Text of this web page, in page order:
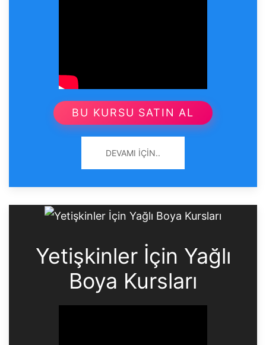
BU KURSU SATIN AL
DEVAMI İÇIN..
Yetişkinler İçin Yağlı
Boya Kursları